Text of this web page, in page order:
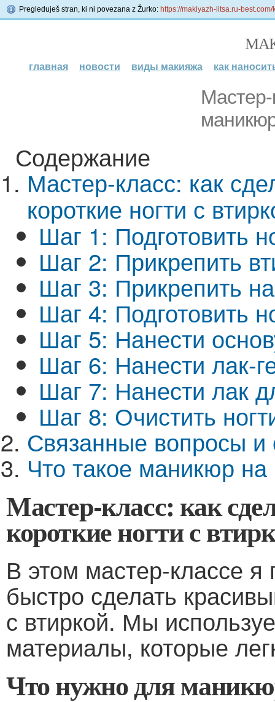
Pregleduješ stran, ki ni povezana z Žurko: https://makiyazh-litsa.ru-